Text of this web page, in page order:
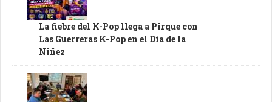
La fiebre del K-Pop llega a Pirque con
Las Guerreras K-Pop en el Día de la
Niñez